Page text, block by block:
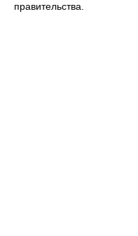
правительства.